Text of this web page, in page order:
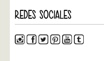
REDES SOCIALES